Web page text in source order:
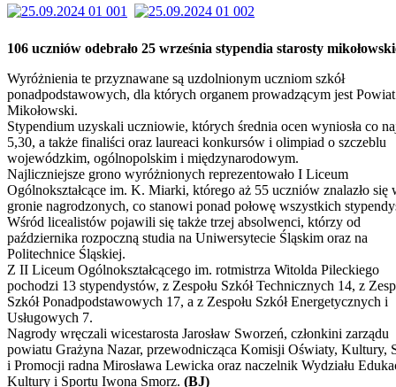
106 uczniów odebrało 25 września stypendia starosty
Wyróżnienia te przyznawane są uzdolnionym uczniom szkół
ponadpodstawowych, dla których organem prowadzącym jest Powiat
Mikołowski.
Stypendium uzyskali uczniowie, których średnia ocen wyniosła co
5,30, a także finaliści oraz laureaci konkursów i olimpiad o szczeblu
wojewódzkim, ogólnopolskim i międzynarodowym.
Najliczniejsze grono wyróżnionych reprezentowało I Liceum
Ogólnokształcące im. K. Miarki, którego aż 55 uczniów znalazło się
gronie nagrodzonych, co stanowi ponad połowę wszystkich
Wśród licealistów pojawili się także trzej absolwenci, którzy od
października rozpoczną studia na Uniwersytecie Śląskim oraz na
Politechnice Śląskiej.
Z II Liceum Ogólnokształcącego im. rotmistrza Witolda Pileckiego
pochodzi 13 stypendystów, z Zespołu Szkół Technicznych 14, z
Szkół Ponadpodstawowych 17, a z Zespołu Szkół Energetycznych i
Usługowych 7.
Nagrody wręczali wicestarosta Jarosław Sworzeń, członkini zarządu
powiatu Grażyna Nazar, przewodnicząca Komisji Oświaty, Kultury,
i Promocji radna Mirosława Lewicka oraz naczelnik Wydziału
Kultury i Sportu Iwona Smorz. (BJ)